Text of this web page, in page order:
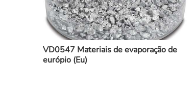
VD0547 Materiais de evaporação de
európio (Eu)